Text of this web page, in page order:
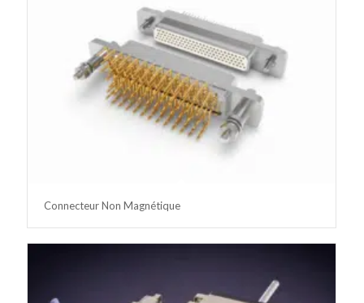
Connecteur Non Magnétique